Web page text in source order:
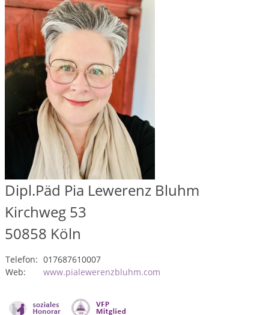
Dipl.Päd Pia Lewerenz Bluhm
Kirchweg 53
50858 Köln
Telefon: 017687610007
Web:
www.pialewerenzbluhm.com